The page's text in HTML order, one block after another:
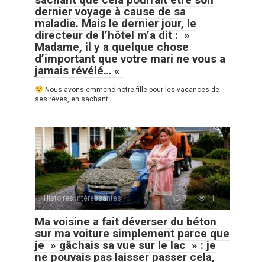
dernier voyage à cause de sa
maladie. Mais le dernier jour, le
directeur de l’hôtel m’a dit : »
Madame, il y a quelque chose
d’important que votre mari ne vous a
jamais révélé… «
Nous avons emmené notre fille pour les vacances de
ses rêves, en sachant
Histoires Intéressantes 0 11
Ma voisine a fait déverser du béton
sur ma voiture simplement parce que
je » gâchais sa vue sur le lac » : je
ne pouvais pas laisser passer cela,